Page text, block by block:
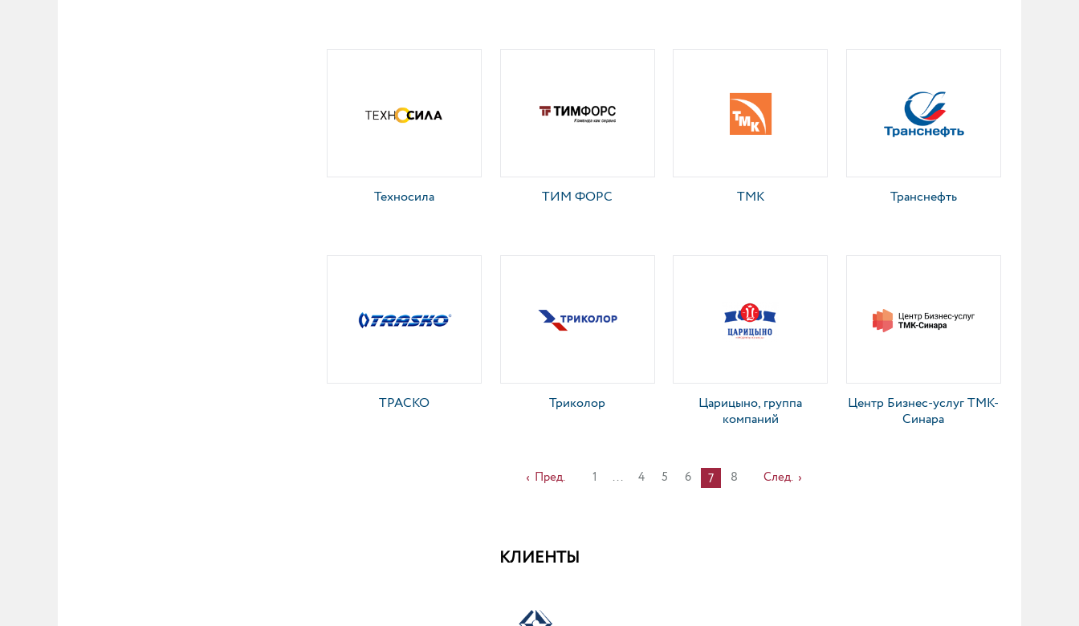
Техносила ТИМ ФОРС ТМК Транснефть
ТРАСКО Триколор
Царицыно, группа
компаний
Центр Бизнес-услуг ТМК-
Синара
Пред. 1 ... 4 5 6 7 8 След.
КЛИЕНТЫ